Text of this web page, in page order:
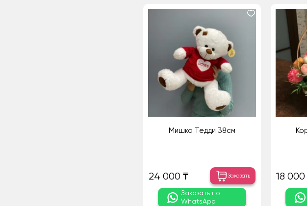
Мишка Тедди 38см
24 000 ₸ Заказать
Заказать по
WhatsApp
18 000